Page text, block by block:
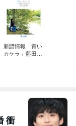
新譜情報「青い
カケラ」藍田理
衝